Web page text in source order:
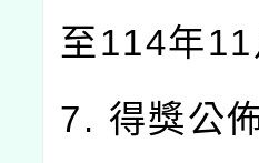
至114年
7. 得獎公